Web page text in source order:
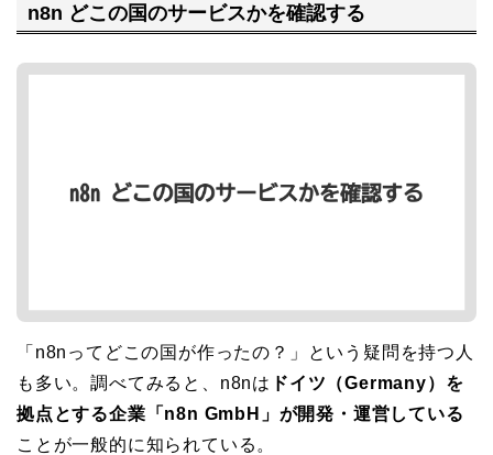
n8n どこの国のサービスかを確認する
「n8nってどこの国が作ったの？」という疑問を持つ人
も多い。調べてみると、n8nは ドイツ（Germany）を
拠点とする企業「n8n GmbH」が開発・運営している
ことが一般的に知られている。